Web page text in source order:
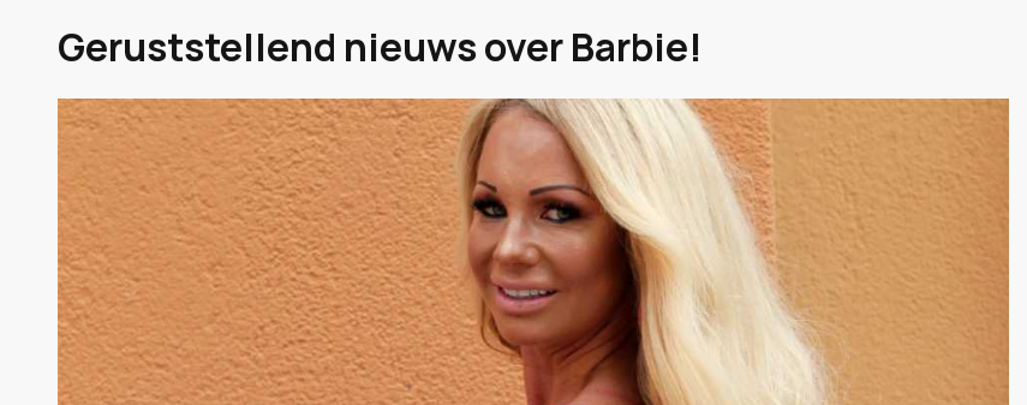
Geruststellend nieuws over Barbie!